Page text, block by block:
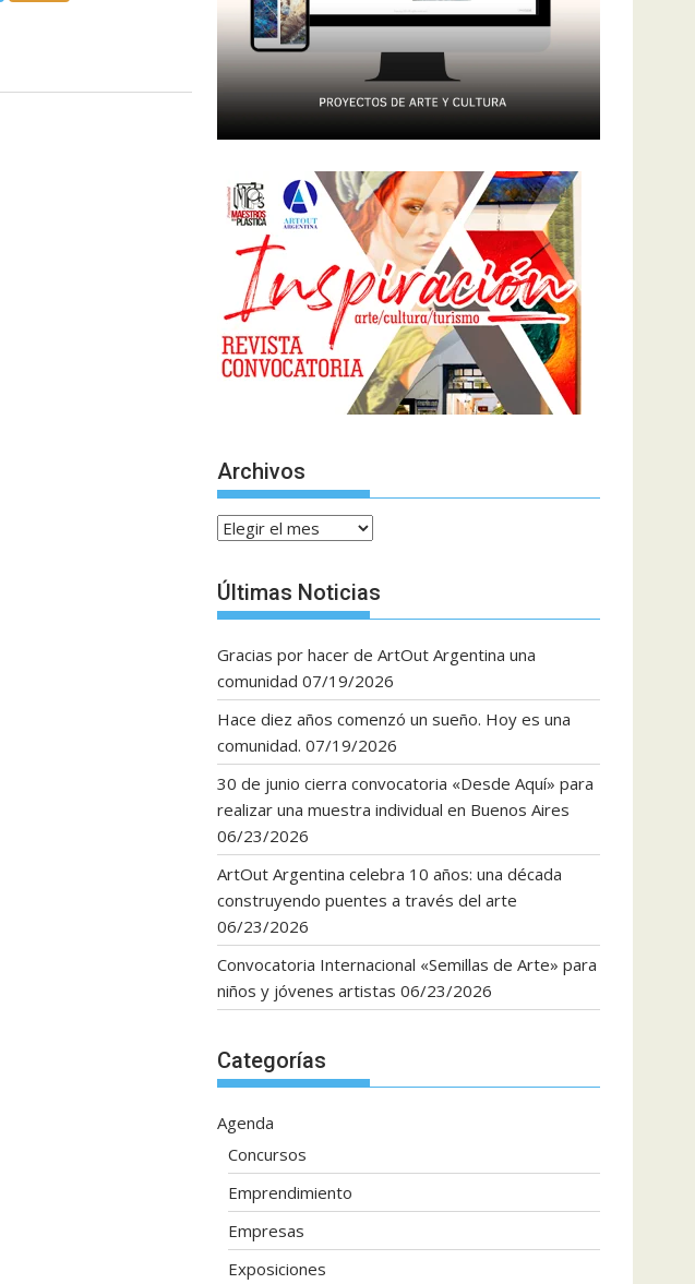
Archivos
Archivos
Últimas Noticias
Gracias por hacer de ArtOut Argentina una
comunidad 07/19/2026
Hace diez años comenzó un sueño. Hoy es una
comunidad. 07/19/2026
30 de junio cierra convocatoria «Desde Aquí» para
realizar una muestra individual en Buenos Aires
06/23/2026
ArtOut Argentina celebra 10 años: una década
construyendo puentes a través del arte
06/23/2026
Convocatoria Internacional «Semillas de Arte» para
niños y jóvenes artistas 06/23/2026
Categorías
Agenda
Concursos
Emprendimiento
Empresas
Exposiciones